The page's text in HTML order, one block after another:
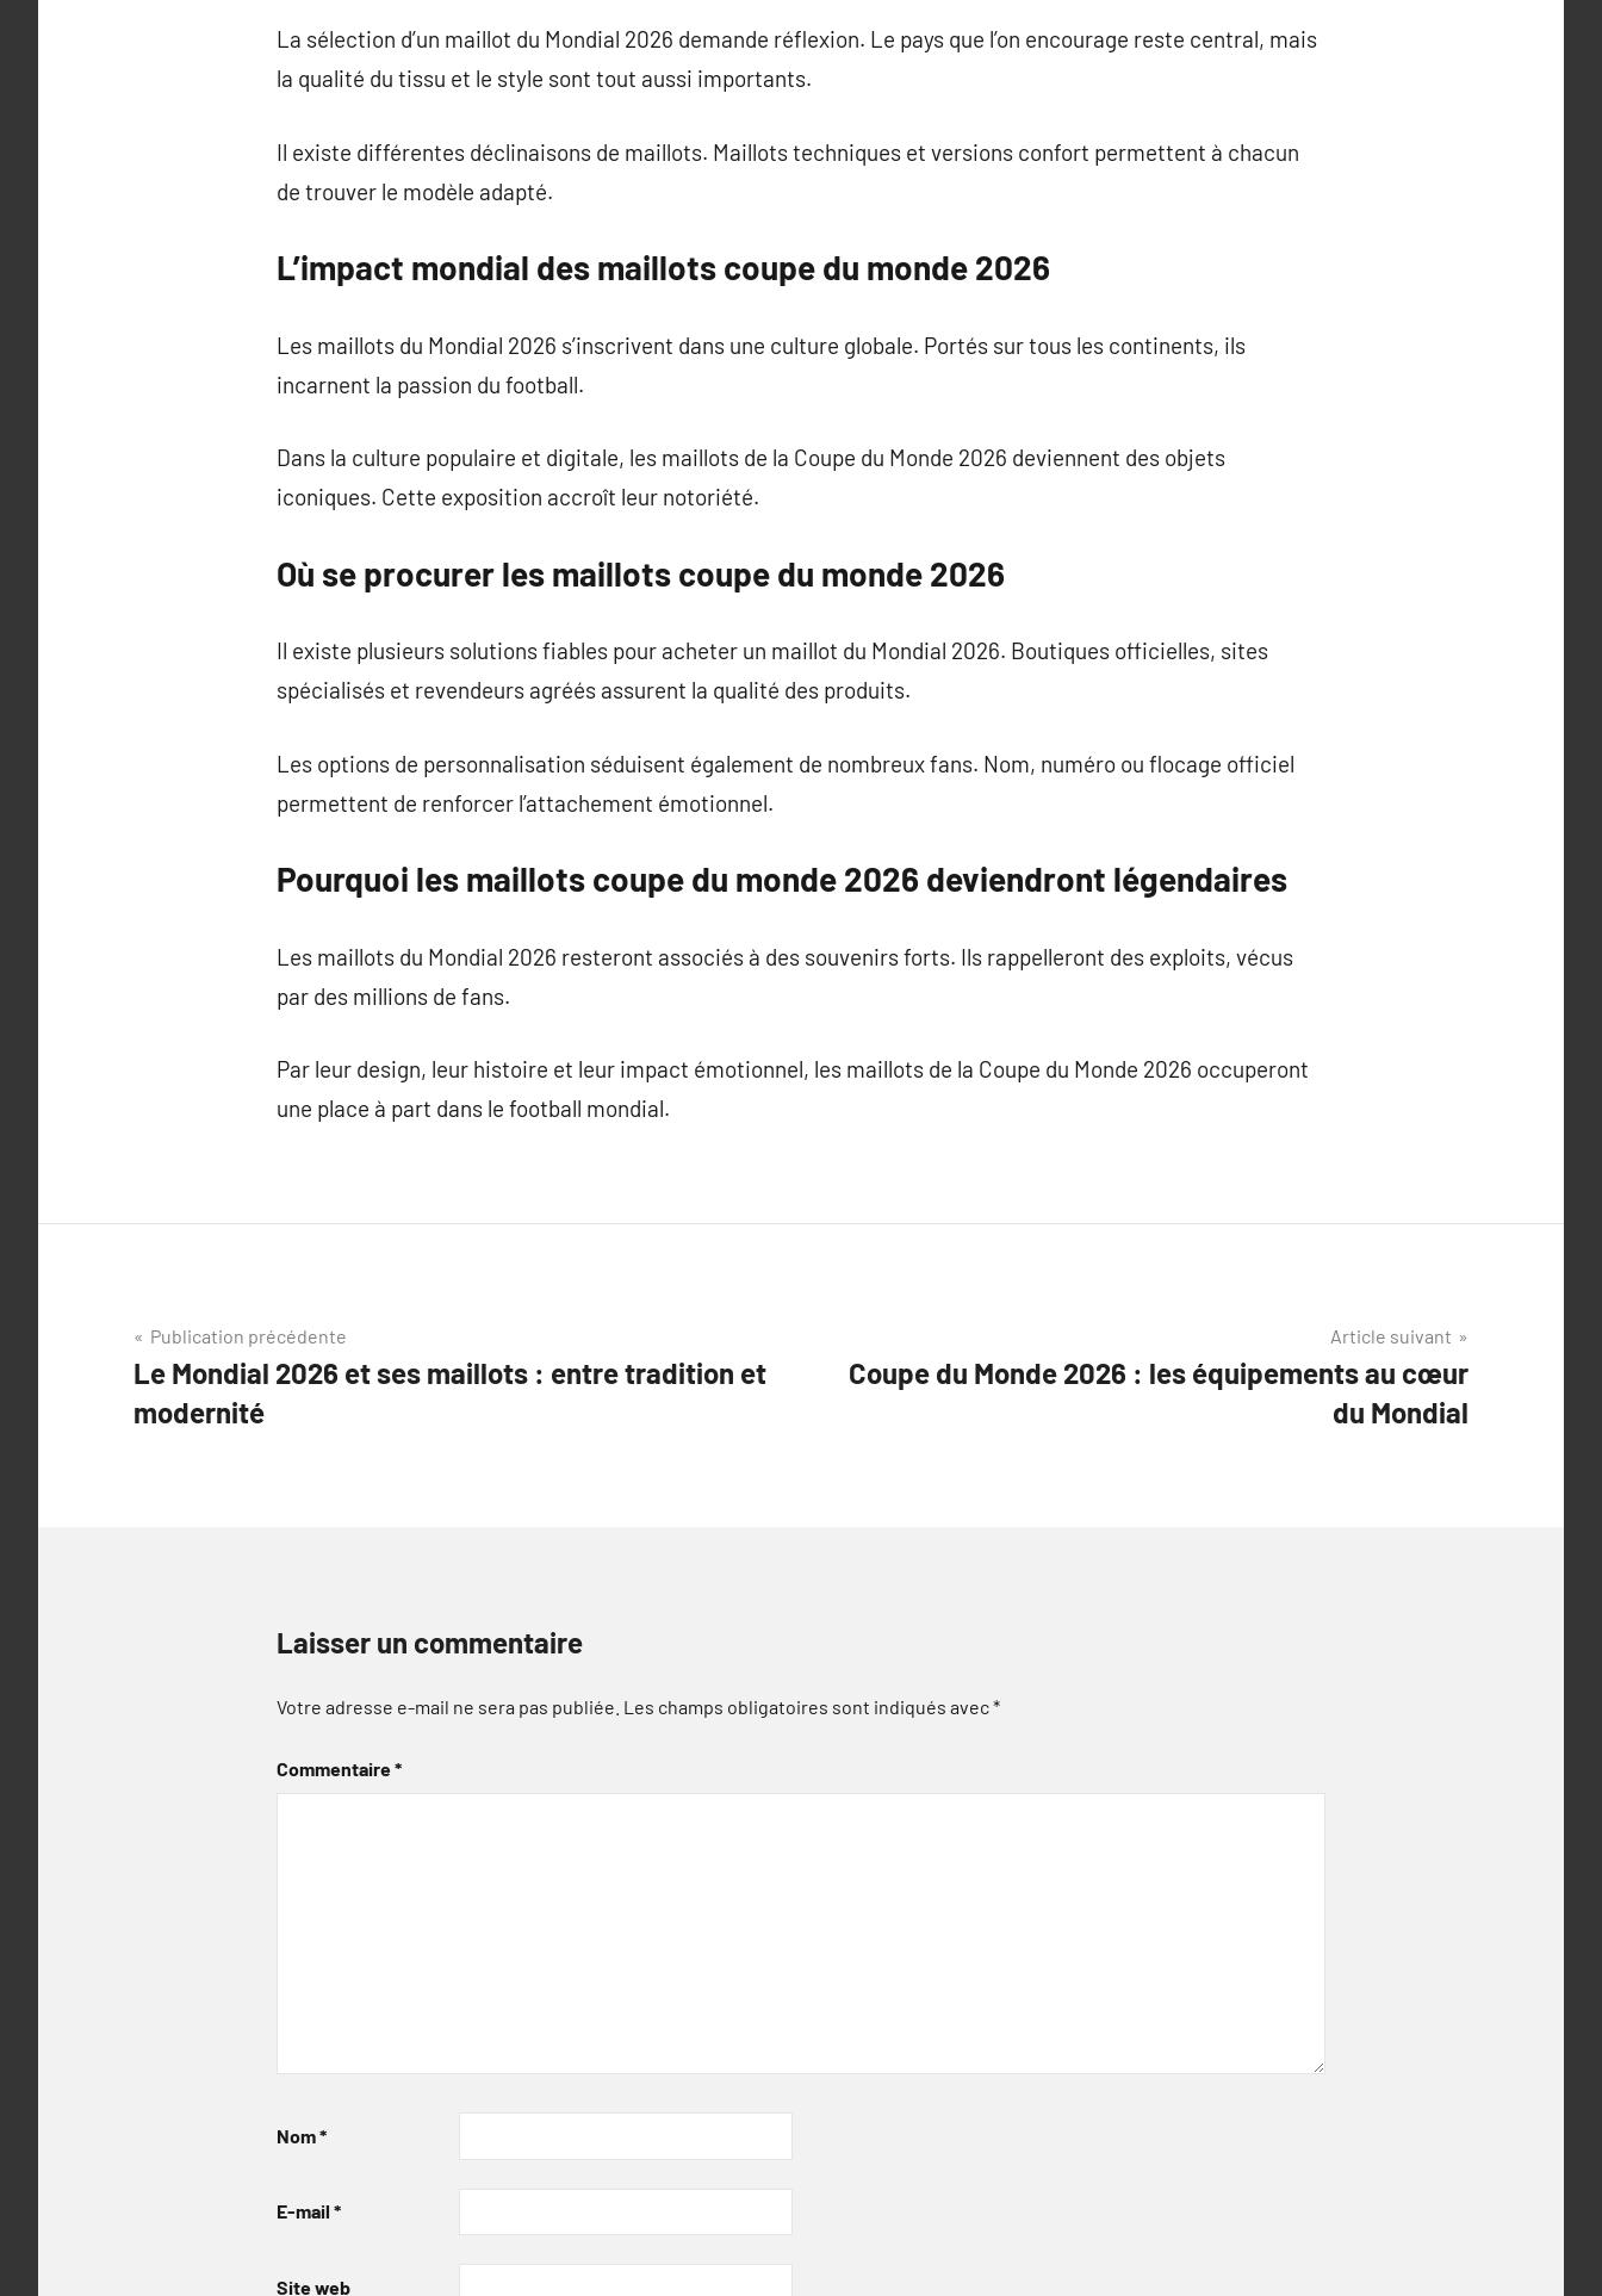
La sélection d’un maillot du Mondial 2026 demande réflexion. Le pays que l’on encourage reste central, mais
la qualité du tissu et le style sont tout aussi importants.
Il existe différentes déclinaisons de maillots. Maillots techniques et versions confort permettent à chacun
de trouver le modèle adapté.
L’impact mondial des maillots coupe du monde 2026
Les maillots du Mondial 2026 s’inscrivent dans une culture globale. Portés sur tous les continents, ils
incarnent la passion du football.
Dans la culture populaire et digitale, les maillots de la Coupe du Monde 2026 deviennent des objets
iconiques. Cette exposition accroît leur notoriété.
Où se procurer les maillots coupe du monde 2026
Il existe plusieurs solutions fiables pour acheter un maillot du Mondial 2026. Boutiques officielles, sites
spécialisés et revendeurs agréés assurent la qualité des produits.
Les options de personnalisation séduisent également de nombreux fans. Nom, numéro ou flocage officiel
permettent de renforcer l’attachement émotionnel.
Pourquoi les maillots coupe du monde 2026 deviendront légendaires
Les maillots du Mondial 2026 resteront associés à des souvenirs forts. Ils rappelleront des exploits, vécus
par des millions de fans.
Par leur design, leur histoire et leur impact émotionnel, les maillots de la Coupe du Monde 2026 occuperont
une place à part dans le football mondial.
Navigation
de
l’article
Publication précédente
Le Mondial 2026 et ses maillots : entre tradition et
modernité
Article suivant
Coupe du Monde 2026 : les équipements au cœur
du Mondial
Laisser un commentaire
Votre adresse e-mail ne sera pas publiée. Les champs obligatoires sont indiqués avec*
Commentaire*
Nom*
E-mail *
Site web